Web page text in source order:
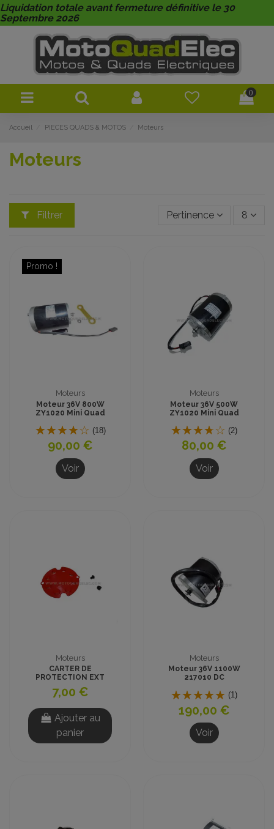
Liquidation totale avant fermeture définitive le 30
Septembre 2026
0
Accueil PIECES QUADS & MOTOS Moteurs
Moteurs
Filtrer Pertinence 8
Promo !
Moteurs
Moteur 36V 800W
ZY1020 Mini Quad
(18)
90,00 €
Voir
Moteurs
Moteur 36V 500W
ZY1020 Mini Quad
(2)
80,00 €
Voir
Moteurs
CARTER DE
PROTECTION EXT
MOTEUR ZY1020
7,00 €
Ajouter au
panier
Moteurs
Moteur 36V 1100W
217010 DC
(1)
190,00 €
Voir